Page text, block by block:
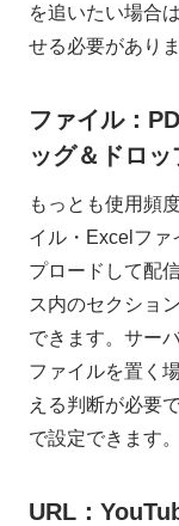
を追いたい場合
せる必要がありま
ファイル：
ッグ＆ドロッ
もっとも使用頻
イル・Excelファ
プロードして配
ス内のセクショ
できます。サー
ファイルを置く
える判断が必要
で設定できます。
URL：